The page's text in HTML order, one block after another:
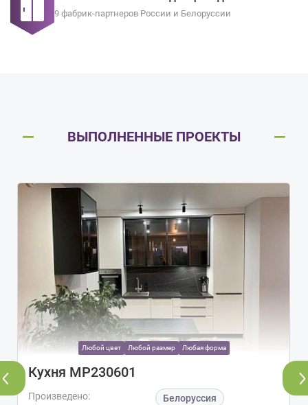
9 фабрик-партнеров России и Белоруссии
ВЫПОЛНЕННЫЕ ПРОЕКТЫ
Любой цвет Любой размер Любая форма
Кухня МР230601
Произведено: Белоруссия